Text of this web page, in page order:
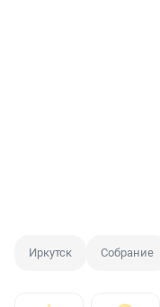
Иркутск Собрание